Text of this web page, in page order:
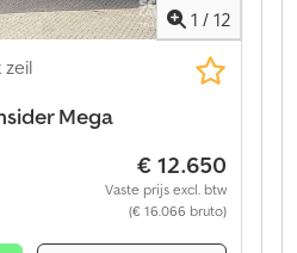
1 / 12
Mega
€ 12.650
Vaste prijs excl. btw
(€ 16.066 bruto)